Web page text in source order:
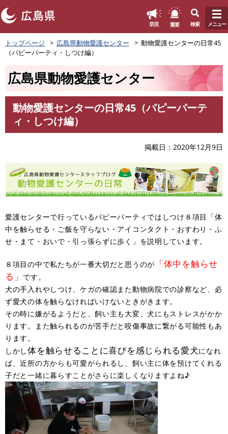
ペ
ー
防災 重要 検索 メニュー
トップページ 広島県動物愛護センター
動物愛護センターの日常45
（パピーパーティ・しつけ編）
広島県動物愛護センター
動物愛護センターの日常45（パピーパーテ
ィ・しつけ編）
掲載日 2020年12月9日
愛護センターで行っているパピーパーティではしつけ８項目「体
中を触らせる・ご飯を守らない・アイコンタクト・おすわり・ふ
せ・まて・おいで・引っ張らずに歩く」を説明しています。
８項目の中で私たちが一番大切だと思うのが 「体中を触らせ
る」 です。
犬の手入れやしつけ、ケガの確認また動物病院での診察など、必
ず愛犬の体を触らなければいけないときがきます。
その時に嫌がるようだと、飼い主も大変、犬にもストレスがかか
ります。また触られるのが苦手だと咬傷事故に繋がる可能性もあ
ります。
しかし体を触らせることに喜びを感じられる愛犬になれ
ば、近所の方からも可愛がられるし、飼い主に体を預けてくれる
子だと一緒に暮らすことがさらに楽しくなりますよね♪